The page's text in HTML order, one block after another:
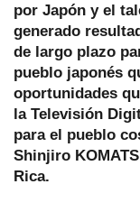
por Japón y el
generado
de largo plazo
pueblo japonés
oportunidades
la Televisión
para el pueblo
Shinjiro
Rica.